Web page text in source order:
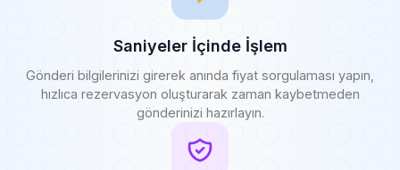
Saniyeler İçinde İşlem
Gönderi bilgilerinizi girerek anında fiyat sorgulaması yapın,
hızlıca rezervasyon oluşturarak zaman kaybetmeden
gönderinizi hazırlayın.